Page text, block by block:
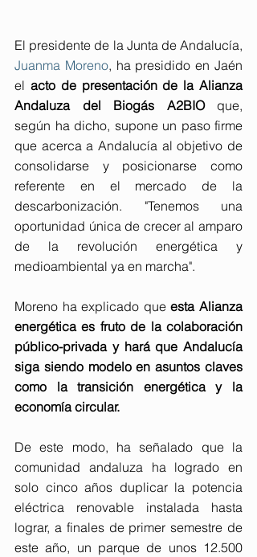
Juanma Moreno, ha presidido en Jaén
el acto de presentación de la Alianza
Andaluza del Biogás A2BIO que,
según ha dicho, supone un paso firme
que acerca a Andalucía al objetivo de
consolidarse y posicionarse como
referente en el mercado de la
descarbonización. "Tenemos una
oportunidad única de crecer al amparo
de la revolución energética y
medioambiental ya en marcha".
Moreno ha explicado que esta Alianza
energética es fruto de la colaboración
público-privada y hará que Andalucía
siga siendo modelo en asuntos claves
como la transición energética y la
economía circular.
De este modo, ha señalado que la
comunidad andaluza ha logrado en
solo cinco años duplicar la potencia
eléctrica renovable instalada hasta
lograr, a finales de primer semestre de
este año, un parque de unos 12.500